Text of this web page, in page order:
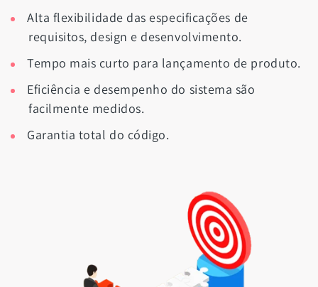
Alta flexibilidade das especificações de
requisitos, design e desenvolvimento.
Tempo mais curto para lançamento de produto.
Eficiência e desempenho do sistema são
facilmente medidos.
Garantia total do código.